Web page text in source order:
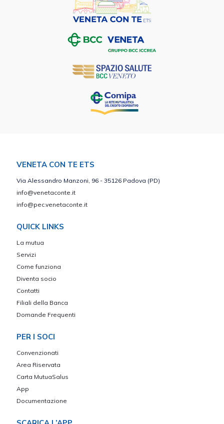
VENETA CON TE ETS
Via Alessandro Manzoni, 96 - 35126 Padova (PD)
info@venetaconte.it
info@pec.venetaconte.it
QUICK LINKS
La mutua
Servizi
Come funziona
Diventa socio
Contatti
Filiali della Banca
Domande Frequenti
PER I SOCI
Convenzionati
Area Riservata
Carta MutuaSalus
App
Documentazione